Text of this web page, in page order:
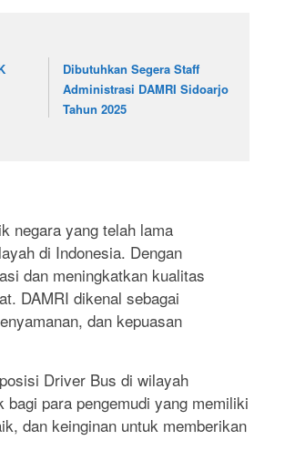
Dibutuhkan Segera Staff
Administrasi DAMRI Sidoarjo
Tahun 2025
negara yang telah lama
di Indonesia. Dengan
dan meningkatkan kualitas
DAMRI dikenal sebagai
dan kepuasan
Driver Bus di wilayah
para pengemudi yang memiliki
dan keinginan untuk memberikan